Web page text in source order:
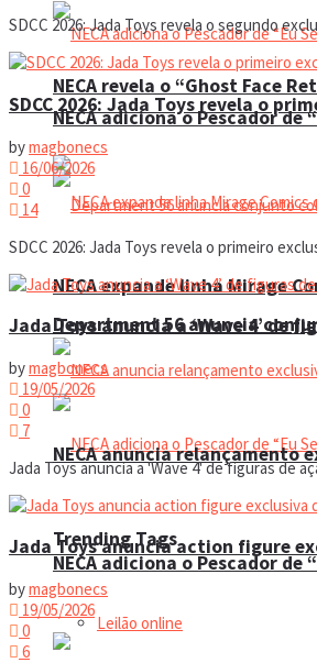
NECA revela o “Ghost Face
Department 56 anuncia
NECA adiciona o Pescador de
NECA adiciona o Pescador de
NECA expande linha Mirage
NECA anuncia relançamento
Trending Tags
Leilão online
SDCC 2026: Jada Toys revela o segundo
SDCC 2026: Jada Toys revela o
bymagbonecs
16/06/2026
0
14
SDCC 2026: Jada Toys revela o primeiro
Jada Toys anuncia a ‘Wave 4’ de
bymagbonecs
19/05/2026
0
7
Jada Toys anuncia a 'Wave 4' de figuras de
Jada Toys anuncia action figure
bymagbonecs
19/05/2026
0
6